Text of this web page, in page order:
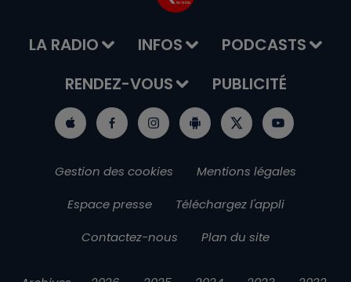
LA RADIO INFOS
PODCASTS
RENDEZ-VOUS
PUBLICITÉ
Gestion des cookies
Mentions légales
Espace presse
Téléchargez l'appli
Contactez-nous
Plan du site